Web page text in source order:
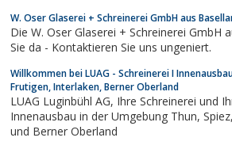
W. Oser Glaserei + Schreinerei GmbH aus
Die W. Oser Glaserei + Schreinerei GmbH
Sie da - Kontaktieren Sie uns ungeniert.
Willkommen bei LUAG - Schreinerei I
Frutigen, Interlaken, Berner Oberland
LUAG Luginbühl AG, Ihre Schreinerei und Ihr Partner für
Innenausbau in der Umgebung Thun, Spiez, Frutigen, Interlaken
und Berner Oberland